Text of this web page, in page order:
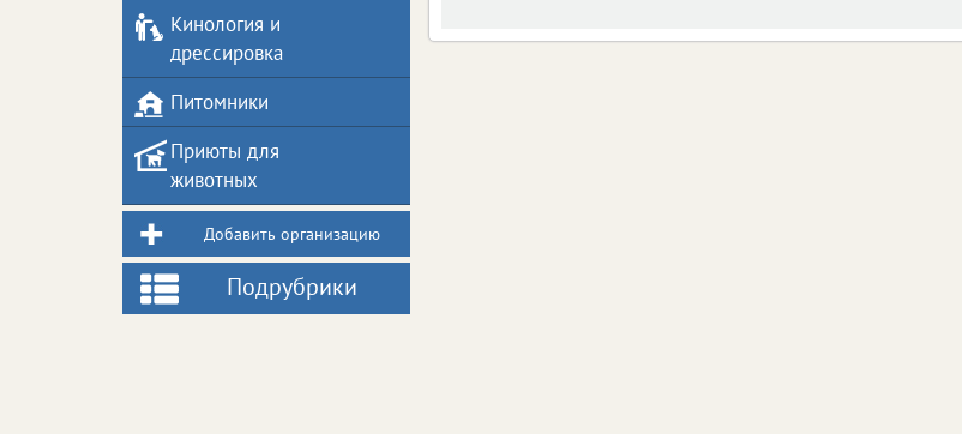
Кинология и
дрессировка
Питомники
Приюты для
животных
Добавить организацию
Подрубрики